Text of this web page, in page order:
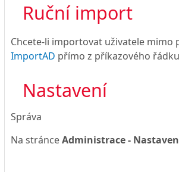
Ruční import
Chcete-li importovat uživatele
ImportAD přímo z příkazového
Nastavení
Správa
Na stránceAdministrace -